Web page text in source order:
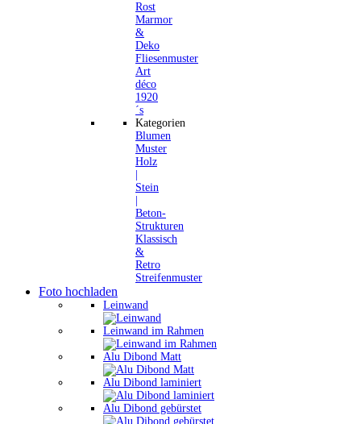
Rost
Marmor
&
Deko
Fliesenmuster
Art
déco
1920
´s
Kategorien
Blumen
Muster
Holz
Stein
Beton-
Strukturen
Klassisch
&
Retro
Streifenmuster
Foto hochladen
Leinwand
Leinwand im Rahmen
Alu Dibond Matt
Alu Dibond laminiert
Alu Dibond gebürstet